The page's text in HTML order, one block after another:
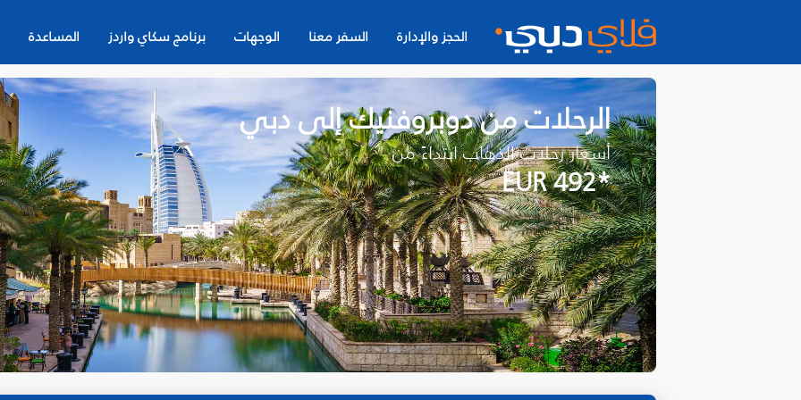
الحجز والإدارة السفر معنا الوجهات برنامج سكاي واردز المساعدة
الرحلات من دوبروفنيك إلى دبي
أسعار رحلات الذهاب ابتداءً من
*EUR 492